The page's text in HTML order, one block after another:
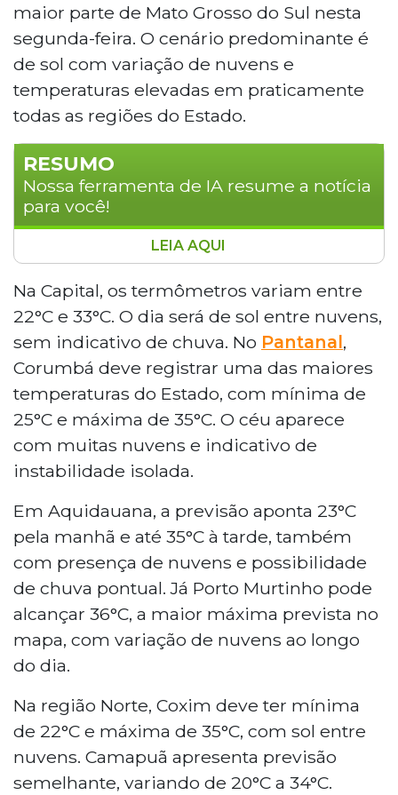
maior parte de Mato Grosso do Sul nesta
segunda-feira. O cenário predominante é
de sol com variação de nuvens e
temperaturas elevadas em praticamente
todas as regiões do Estado.
RESUMO
Nossa ferramenta de IA resume a notícia
para você!
Mato Grosso do Sul inicia a semana com
predomínio de sol entre nuvens e
temperaturas elevadas em todas as
maior máxima do Estado, chegando aos
36°C, enquanto na capital Campo Grande
os termômetros variam entre 22°C e 33°C.
No Pantanal, Corumbá apresenta
possibilidade de instabilidade isolada,
com temperatura máxima de 35°C. Na
região Sul, Dourados alcança 35°C com
sol predominante, enquanto Ponta Porã
registra temperaturas mais amenas, com
máxima de 32°C.
LEIA AQUI
Na Capital, os termômetros variam entre
22°C e 33°C. O dia será de sol entre nuvens,
sem indicativo de chuva. No Pantanal,
Corumbá deve registrar uma das maiores
temperaturas do Estado, com mínima de
25°C e máxima de 35°C. O céu aparece
com muitas nuvens e indicativo de
instabilidade isolada.
Em Aquidauana, a previsão aponta 23°C
pela manhã e até 35°C à tarde, também
com presença de nuvens e possibilidade
de chuva pontual. Já Porto Murtinho pode
alcançar 36°C, a maior máxima prevista no
mapa, com variação de nuvens ao longo
do dia.
Na região Norte, Coxim deve ter mínima
de 22°C e máxima de 35°C, com sol entre
nuvens. Camapuã apresenta previsão
semelhante, variando de 20°C a 34°C.